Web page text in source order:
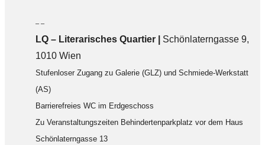
– –
LQ –Literarisches Quartier | Schönlaterngasse 9,
1010 Wien
Stufenloser Zugang zu Galerie (GLZ) und Schmiede-Werkstatt
(AS)
Barrierefreies WC im Erdgeschoss
Zu Veranstaltungszeiten Behindertenparkplatz vor dem Haus
Schönlaterngasse 13